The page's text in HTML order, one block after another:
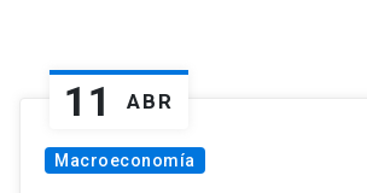
11 ABR
Macroeconomía